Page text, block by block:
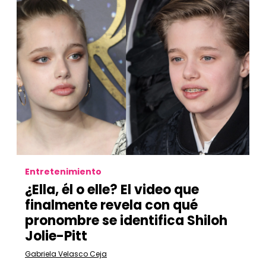
Entretenimiento
¿Ella, él o elle? El video que
finalmente revela con qué
pronombre se identifica Shiloh
Jolie-Pitt
Gabriela Velasco Ceja